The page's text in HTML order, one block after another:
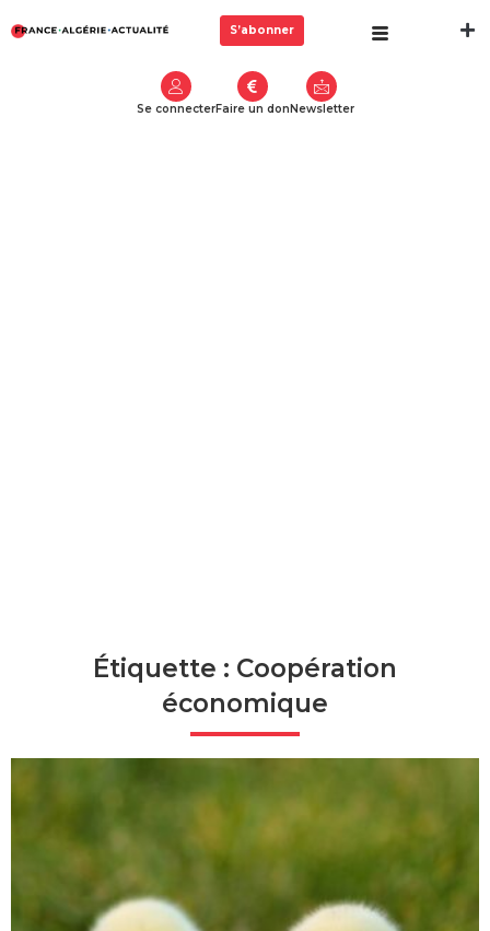
S’abonner
Se connecterFaire un donNewsletter
Étiquette : Coopération
économique